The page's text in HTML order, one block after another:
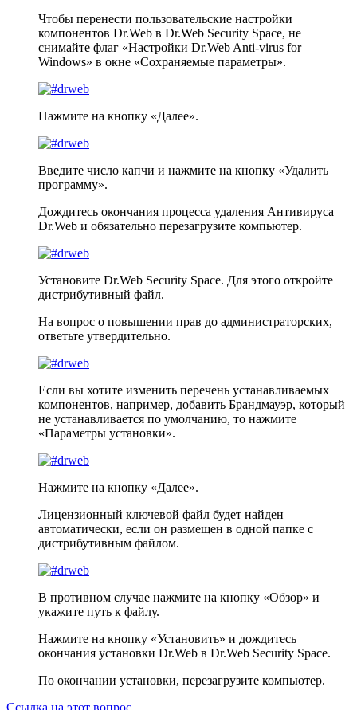
Чтобы перенести пользовательские настройки
компонентов Dr.Web в Dr.Web Security Space, не
снимайте флаг «Настройки Dr.Web Anti-virus for
Windows» в окне «Сохраняемые параметры».
Нажмите на кнопку «Далее».
Введите число капчи и нажмите на кнопку «Удалить
программу».
Дождитесь окончания процесса удаления Антивируса
Dr.Web и обязательно перезагрузите компьютер.
Установите Dr.Web Security Space. Для этого откройте
дистрибутивный файл.
На вопрос о повышении прав до администраторских,
ответьте утвердительно.
Если вы хотите изменить перечень устанавливаемых
компонентов, например, добавить Брандмауэр, который
не устанавливается по умолчанию, то нажмите
«Параметры установки».
Нажмите на кнопку «Далее».
Лицензионный ключевой файл будет найден
автоматически, если он размещен в одной папке с
дистрибутивным файлом.
В противном случае нажмите на кнопку «Обзор» и
укажите путь к файлу.
Нажмите на кнопку «Установить» и дождитесь
окончания установки Dr.Web в Dr.Web Security Space.
По окончании установки, перезагрузите компьютер.